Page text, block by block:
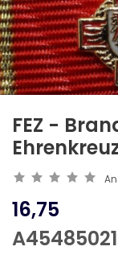
FEZ -
16,75
A45485021